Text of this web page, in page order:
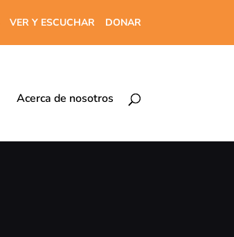
VER Y ESCUCHAR DONAR
Acerca de nosotros